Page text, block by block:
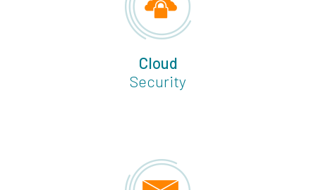
Cloud
Security